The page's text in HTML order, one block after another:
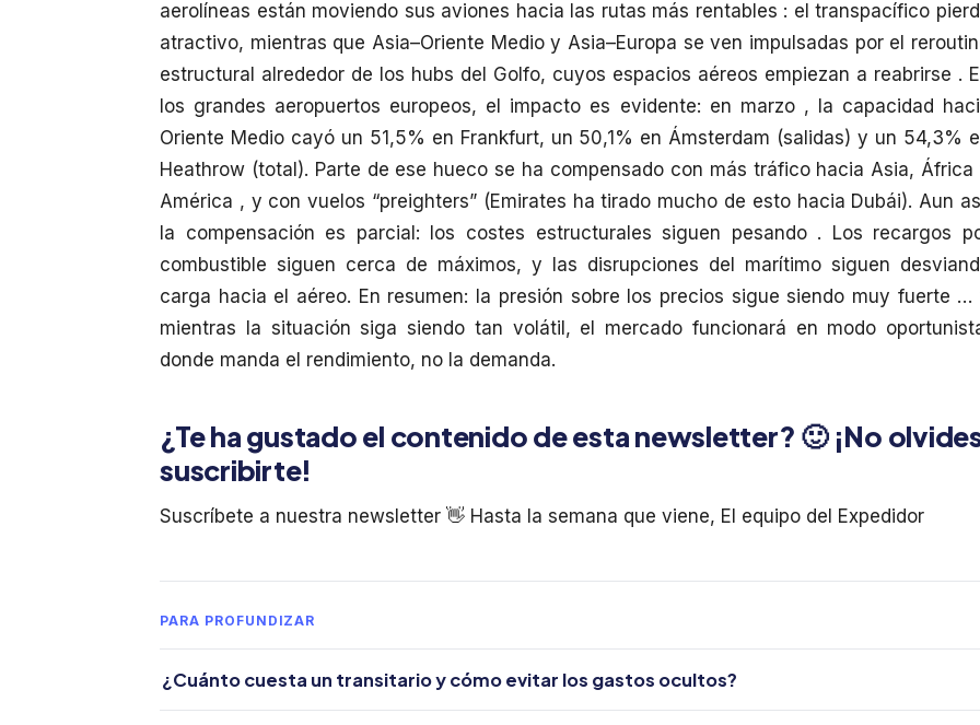
aerolíneas están moviendo sus aviones hacia las rutas más rentables : el transpacífico
atractivo, mientras que Asia–Oriente Medio y Asia–Europa se ven impulsadas por el
estructural alrededor de los hubs del Golfo, cuyos espacios aéreos empiezan a reabrirse .
los grandes aeropuertos europeos, el impacto es evidente: en marzo , la capacidad
Oriente Medio cayó un 51,5% en Frankfurt, un 50,1% en Ámsterdam (salidas) y un 54,3%
Heathrow (total). Parte de ese hueco se ha compensado con más tráfico hacia Asia, África
América , y con vuelos “preighters” (Emirates ha tirado mucho de esto hacia Dubái). Aun
la compensación es parcial: los costes estructurales siguen pesando . Los recargos
combustible siguen cerca de máximos, y las disrupciones del marítimo siguen
carga hacia el aéreo. En resumen: la presión sobre los precios sigue siendo muy fuerte …
mientras la situación siga siendo tan volátil, el mercado funcionará en modo
donde manda el rendimiento, no la demanda.
¿Te ha gustado el contenido de esta newsletter? 🙂 ¡No
suscribirte!
Suscríbete a nuestra newsletter 👋 Hasta la semana que viene, El equipo del Expedidor
PARA PROFUNDIZAR
¿Cuánto cuesta un transitario y cómo evitar los gastos ocultos?